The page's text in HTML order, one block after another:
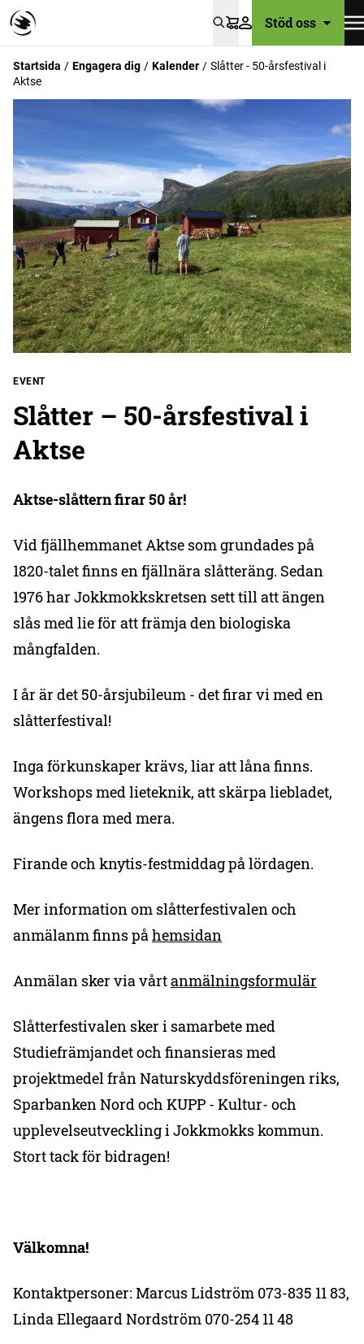
VarukorgStöd oss
Startsida Engagera dig Kalender
Slåtter - 50-årsfestival i
Aktse
EVENT
Slåtter – 50-årsfestival i
Aktse
Aktse-slåttern firar 50 år!
Vid fjällhemmanet Aktse som grundades på
1820-talet finns en fjällnära slåtteräng. Sedan
1976 har Jokkmokkskretsen sett till att ängen
slås med lie för att främja den biologiska
mångfalden.
I år är det 50-årsjubileum - det firar vi med en
slåtterfestival!
Inga förkunskaper krävs, liar att låna finns.
Workshops med lieteknik, att skärpa liebladet,
ängens flora med mera.
Firande och knytis-festmiddag på lördagen.
Mer information om slåtterfestivalen och
anmälanm finns påhemsidan
Anmälan sker via vårtanmälningsformulär
Slåtterfestivalen sker i samarbete med
Studiefrämjandet och finansieras med
projektmedel från Naturskyddsföreningen riks,
Sparbanken Nord och KUPP - Kultur- och
upplevelseutveckling i Jokkmokks kommun.
Stort tack för bidragen!
Välkomna!
Kontaktpersoner: Marcus Lidström 073-835 11 83,
Linda Ellegaard Nordström 070-254 11 48